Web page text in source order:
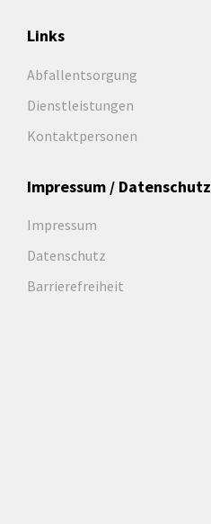
Links
Abfallentsorgung
Dienstleistungen
Kontaktpersonen
Impressum / Datenschutz
Impressum
Datenschutz
Barrierefreiheit